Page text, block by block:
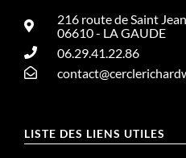
216 route de Saint
06610 - LA GAUDE
06.29.41.22.86
LISTE DES LIENS UTILES